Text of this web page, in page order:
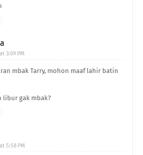
3:09 PM
mbak Tarry, mohon maaf lahir batin
libur gak mbak?
5:58 PM